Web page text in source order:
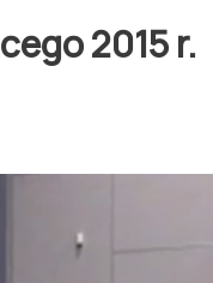
2015 r.